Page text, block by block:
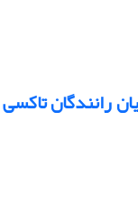
رانندگان تاکسی